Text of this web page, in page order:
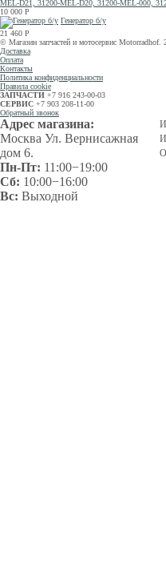
MEL-D21, 31200-MEL-D20, 31200-MEL-000,
10 000 Р
Генератор б/у
21 460 Р
© Магазин запчастей и мотосервис
Доставка
Оплата
Контакты
Политика конфиденциальности
Правила cookie
ЗАПЧАСТИ +7 916 243-00-03
СЕРВИС +7 903 208-11-00
Обратный звонок
Адрес магазина:
Москва Ул. Вернисажная
дом 6.
Пн-Пт: 11:00−19:00
Сб: 10:00−16:00
Вс: Выходной